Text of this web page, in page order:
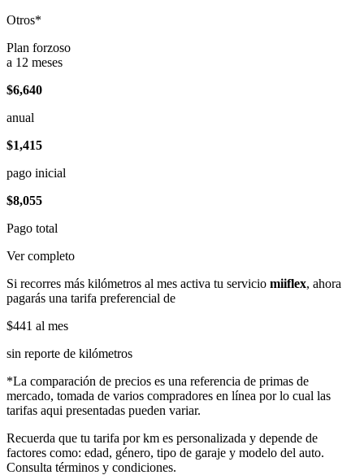
Otros*
Plan forzoso
a 12 meses
$6,640
anual
$1,415
pago inicial
$8,055
Pago total
Ver completo
Si recorres más kilómetros al mes activa tu servicio miiflex, ahora
pagarás una tarifa preferencial de
$441 al mes
sin reporte de kilómetros
*La comparación de precios es una referencia de primas de
mercado, tomada de varios compradores en línea por lo cual las
tarifas aqui presentadas pueden variar.
Recuerda que tu tarifa por km es personalizada y depende de
factores como: edad, género, tipo de garaje y modelo del auto.
Consulta términos y condiciones.